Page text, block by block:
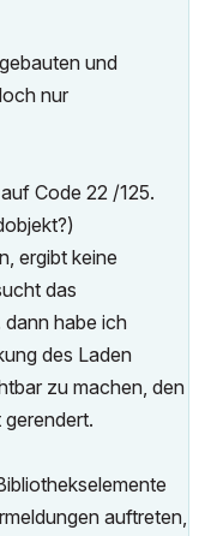
und
nur
Code 22 /125.
ergibt keine
das
habe ich
des Laden
zu machen, den
auftreten,